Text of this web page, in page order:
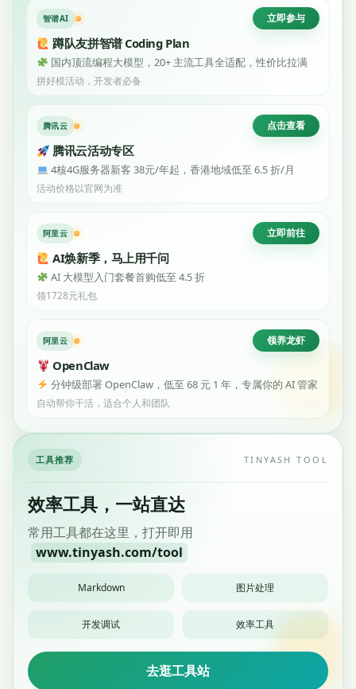
智谱AI 立即参与
蹲队友拼智谱 Coding Plan
国内顶流编程大模型，20+ 主流工具全适配，性价比拉满
拼好模活动，开发者必备
腾讯云 点击查看
腾讯云活动专区
4核4G服务器新客 38元/年起，香港地域低至 6.5 折/月
活动价格以官网为准
阿里云 立即前往
AI焕新季，马上用千问
AI 大模型入门套餐首购低至 4.5 折
领1728元礼包
阿里云 领养龙虾
OpenClaw
分钟级部署 OpenClaw，低至 68 元 1 年，专属你的 AI 管家
自动帮你干活，适合个人和团队
工具推荐 TINYASH TOOL
效率工具，一站直达
常用工具都在这里，打开即用
www.tinyash.com/tool
Markdown 图片处理
开发调试 效率工具
去逛工具站